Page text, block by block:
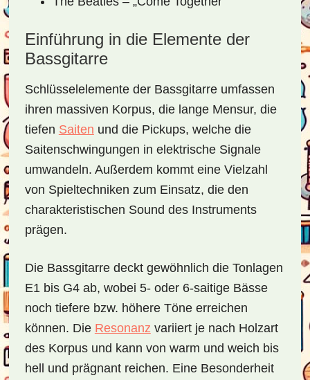
Einführung in die Elemente der
Bassgitarre
Schlüsselelemente der Bassgitarre umfassen
ihren massiven Korpus, die lange Mensur, die
tiefen Saiten und die Pickups, welche die
Saitenschwingungen in elektrische Signale
umwandeln. Außerdem kommt eine Vielzahl
von Spieltechniken zum Einsatz, die den
charakteristischen Sound des Instruments
prägen.
Die Bassgitarre deckt gewöhnlich die Tonlagen
E1 bis G4 ab, wobei 5- oder 6-saitige Bässe
noch tiefere bzw. höhere Töne erreichen
können. Die Resonanz variiert je nach Holzart
des Korpus und kann von warm und weich bis
hell und prägnant reichen. Eine Besonderheit